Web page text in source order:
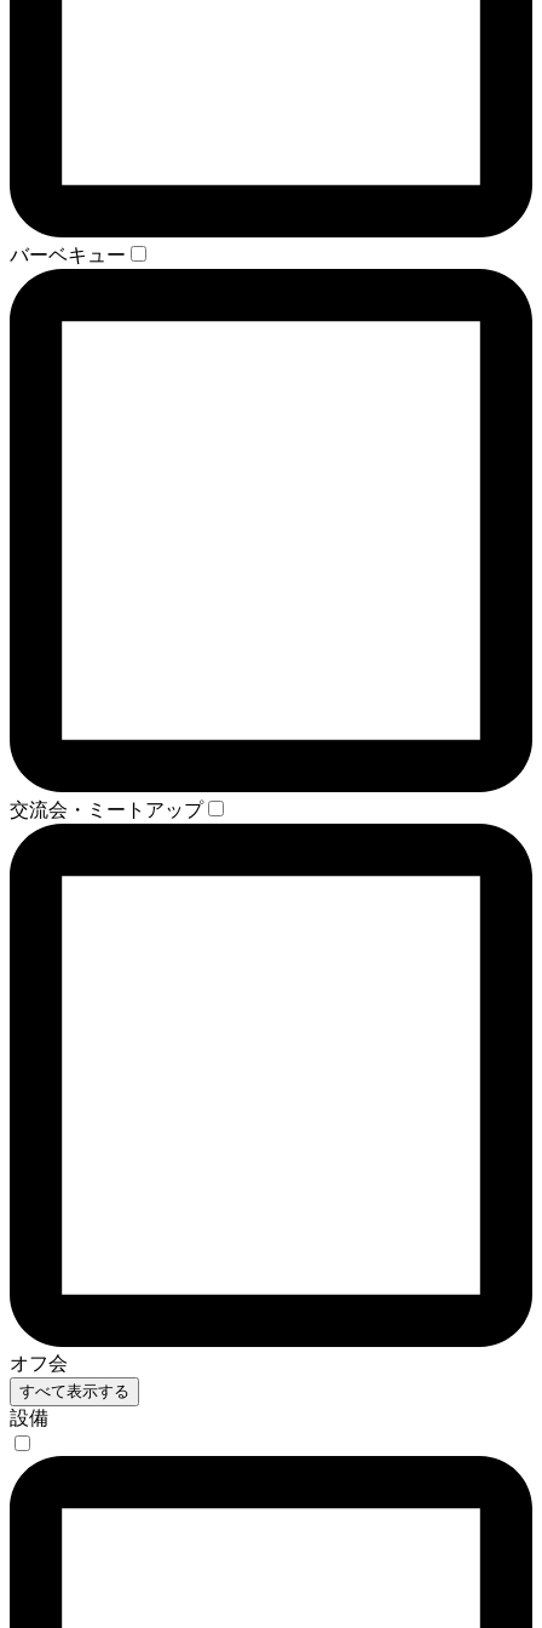
バーベキュー
交流会・ミートアップ
オフ会
すべて表示する
設備